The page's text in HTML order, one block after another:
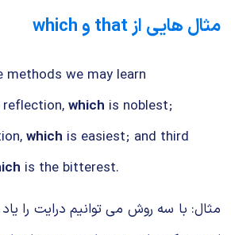
مثال هایی از that و which
methods we may learn
which is noblest;
which is easiest; and third
is the bitterest.
مثال: با سه روش می توانیم درایت را یاد